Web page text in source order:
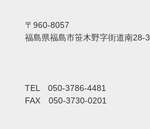
〒960-8057
福島県福島市笹木野字街道南28-3
TEL 050-3786-4481
FAX 050-3730-0201